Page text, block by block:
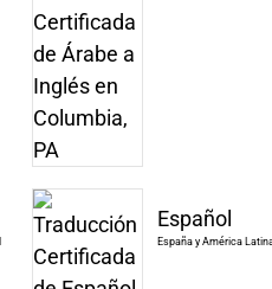
Español
España y América